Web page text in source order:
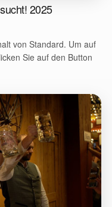
2025
von Standard. Um auf
Sie auf den Button